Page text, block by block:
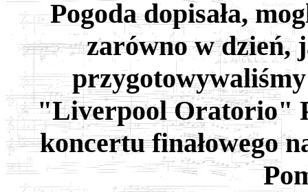
Pogoda dopisała,
zarówno w dzień,
"Liverpool Oratorio"
koncertu finałowego